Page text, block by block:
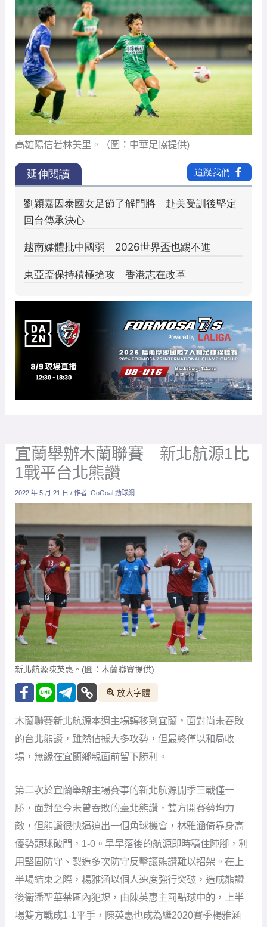
高雄陽信若林美里。（圖：中華足協提供)
宜蘭舉辦木蘭聯賽 新北航源1比
1戰平台北熊讚
2022 年 5 月 21 日/ 作者:GoGoal 勁球網
新北航源陳英惠。(圖：木蘭聯賽提供)
放大字體
木蘭聯賽新北航源本週主場轉移到宜蘭，面對尚未吞敗
的台北熊讚，雖然佔據大多攻勢，但最終僅以和局收
場，無緣在宜蘭鄉親面前留下勝利。
第二次於宜蘭舉辦主場賽事的新北航源開季三戰僅一
勝，面對至今未曾吞敗的臺北熊讚，雙方開賽勢均力
敵，但熊讚很快逼迫出一個角球機會，林雅涵倚靠身高
優勢頭球破門，1-0。早早落後的航源即時穩住陣腳，利
用堅固防守、製造多次防守反擊讓熊讚難以招架。在上
半場結束之際，楊雅涵以個人速度強行突破，造成熊讚
後衛潘聖華禁區內犯規，由陳英惠主罰點球中的，上半
場雙方戰成1-1平手，陳英惠也成為繼2020賽季楊雅涵